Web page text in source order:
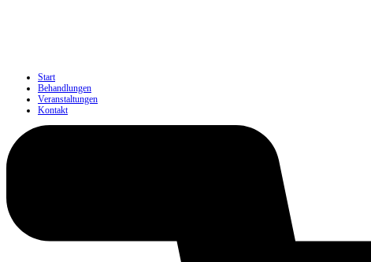
Start
Behandlungen
Veranstaltungen
Kontakt